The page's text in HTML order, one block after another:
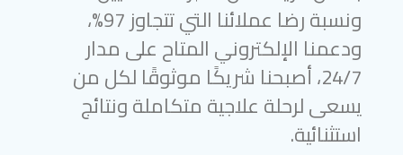
ونسبة رضا عملائنا التي تتجاوز 97%،
ودعمنا الإلكتروني المتاح على مدار
24/7، أصبحنا شريكًا موثوقًا لكل من
يسعى لرحلة علاجية متكاملة ونتائج
استثنائية.